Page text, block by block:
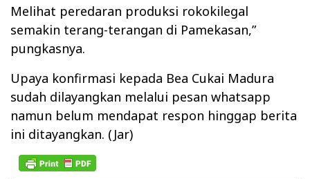
Melihat peredaran produksi rokokilegal
semakin terang-terangan di Pamekasan,”
pungkasnya.
Upaya konfirmasi kepada Bea Cukai Madura
sudah dilayangkan melalui pesan whatsapp
namun belum mendapat respon hinggap berita
ini ditayangkan. (Jar)